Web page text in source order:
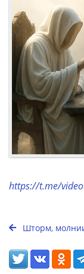
https://t.me/
Шторм,